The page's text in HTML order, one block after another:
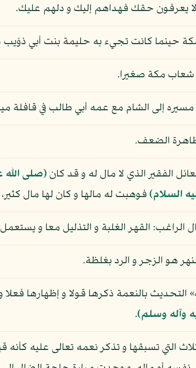
يعرفون حقك فهداهم إليك و دلهم عليك.
حينما كانت تجيء به حليمة بنت أبي
شعاب مكة صغيرا.
مسيره إلى الشام مع عمه أبي طالب في قافلة
الضعف.
الفقير الذي لا مال له و قد كان(صلى الله
السلام) فوهبت له مالها و كان لها مال
الراغب: القهر الغلبة و التذليل معا و
هو الزجر و الرد بغلظة.
بالنعمة ذكرها قولا و إظهارها
وآله وسلم).
التي تسبقها و تذكر نعمه تعالى عليه